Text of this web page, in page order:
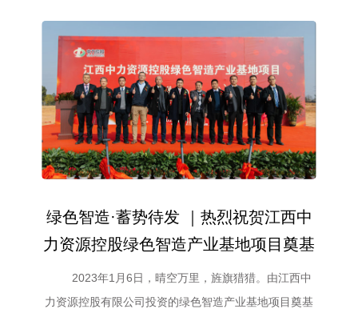
绿色智造·蓄势待发 ｜热烈祝贺江西中
力资源控股绿色智造产业基地项目奠基
仪式圆满成功
2023年1月6日，晴空万里，旌旗猎猎。由江西中
力资源控股有限公司投资的绿色智造产业基地项目奠基